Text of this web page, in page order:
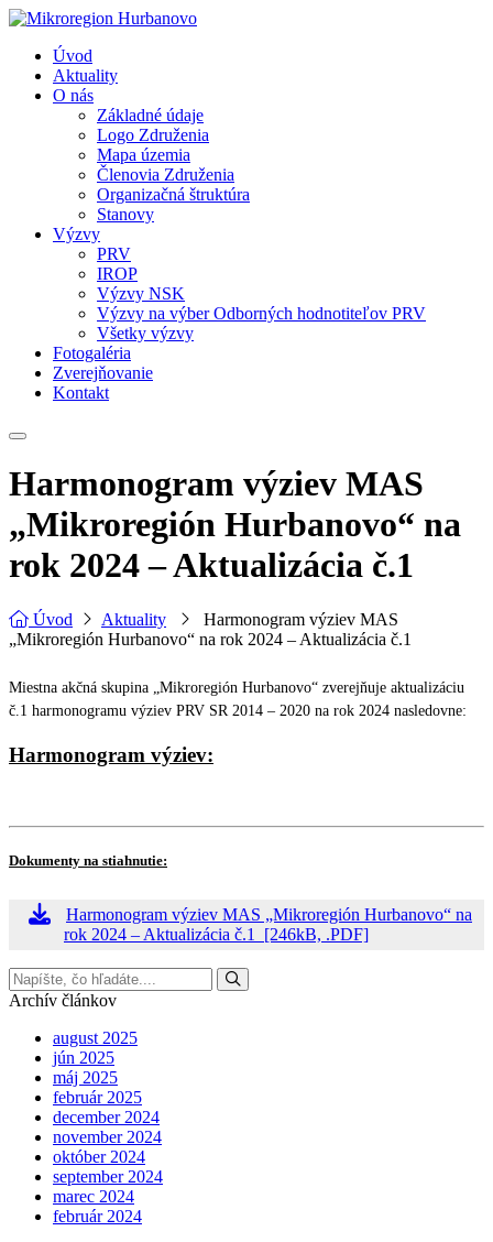
Úvod
Aktuality
O nás
Základné údaje
Logo Združenia
Mapa územia
Členovia Združenia
Organizačná štruktúra
Stanovy
Výzvy
PRV
IROP
Výzvy NSK
Výzvy na výber Odborných hodnotiteľov PRV
Všetky výzvy
Fotogaléria
Zverejňovanie
Kontakt
Harmonogram výziev MAS
„Mikroregión Hurbanovo“ na
rok 2024 – Aktualizácia č.1
Úvod Aktuality
Harmonogram výziev MAS
„Mikroregión Hurbanovo“ na rok 2024 – Aktualizácia č.1
Miestna akčná skupina „Mikroregión Hurbanovo“ zverejňuje aktualizáciu
č.1 harmonogramu výziev PRV SR 2014 – 2020 na rok 2024 nasledovne:
Harmonogram výziev:
Dokumenty na stiahnutie:
Harmonogram výziev MAS „Mikroregión Hurbanovo“ na
rok 2024 – Aktualizácia č.1 [246kB, .PDF]
Archív článkov
august 2025
jún 2025
máj 2025
február 2025
december 2024
november 2024
október 2024
september 2024
marec 2024
február 2024